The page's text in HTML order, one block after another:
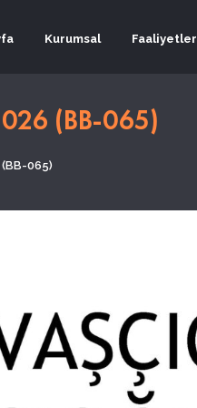
Kurumsal Faaliyetler
(BB-065)
(BB-065)